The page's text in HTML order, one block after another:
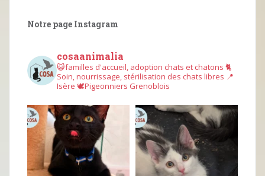
Notre page Instagram
cosaanimalia
😺familles d'accueil, adoption chats et chatons 🐈
Soin, nourrissage, stérilisation des chats libres 📍
Isère 🕊︎Pigeonniers Grenoblois